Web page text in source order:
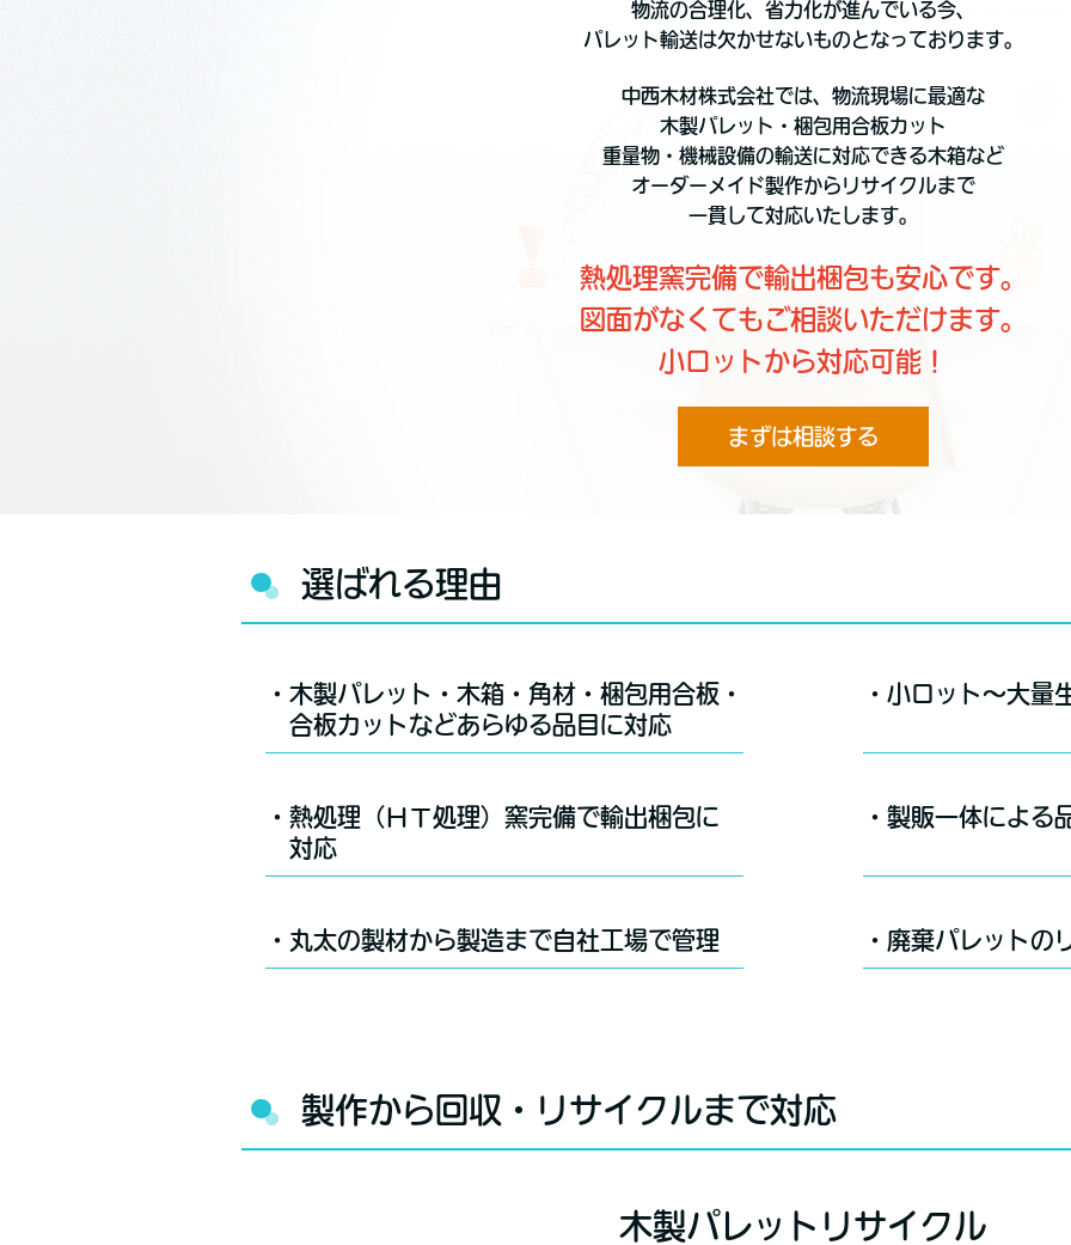
物流の合理化、省力化が進んでいる今、
パレット輸送は欠かせないものとなっております。
中西木材株式会社では、物流現場に最適な
木製パレット・梱包用合板カット
重量物・機械設備の輸送に対応できる木箱など
オーダーメイド製作からリサイクルまで
一貫して対応いたします。
熱処理窯完備で輸出梱包も安心です。
図面がなくてもご相談いただけます。
小ロットから対応可能！
まずは相談する
選ばれる理由
・木製パレット・木箱・角材・梱包用合板・
合板カットなどあらゆる品目に対応
・熱処理（ＨＴ処理）窯完備で輸出梱包に
対応
・丸太の製材から製造まで自社工場で管理
・小ロット～大量
・製販一体による
・廃棄パレットの
製作から回収・リサイクルまで対応
木製パレットリサイクル